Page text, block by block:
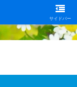
サイドバー